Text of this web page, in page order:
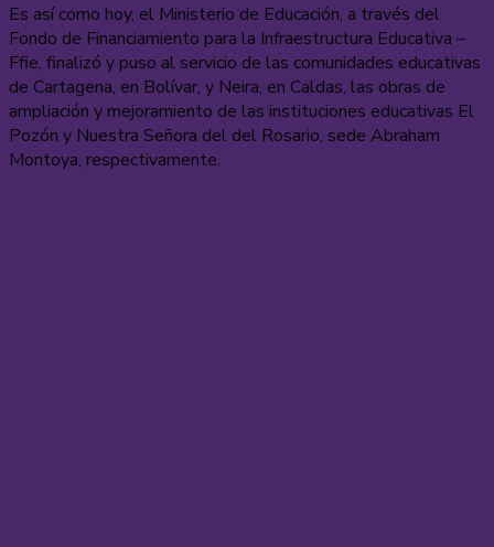
Es así como hoy, el Ministerio de Educación, a través del
Fondo de Financiamiento para la Infraestructura Educativa –
Ffie, finalizó y puso al servicio de las comunidades educativas
de Cartagena, en Bolívar, y Neira, en Caldas, las obras de
ampliación y mejoramiento de las instituciones educativas El
Pozón y Nuestra Señora del del Rosario, sede Abraham
Montoya, respectivamente.